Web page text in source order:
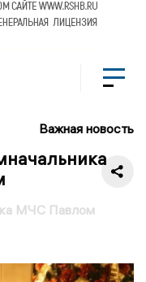
Важная новость
МЧС Павлом